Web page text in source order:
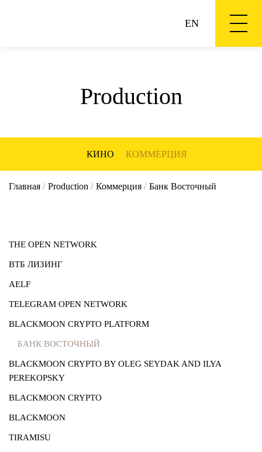
EN
Production
КИНО КОММЕРЦИЯ
Главная / Production / Коммерция / Банк Восточный
THE OPEN NETWORK
ВТБ ЛИЗИНГ
AELF
TELEGRAM OPEN NETWORK
BLACKMOON CRYPTO PLATFORM
БАНК ВОСТОЧНЫЙ
BLACKMOON CRYPTO BY OLEG SEYDAK AND ILYA
PEREKOPSKY
BLACKMOON CRYPTO
BLACKMOON
TIRAMISU